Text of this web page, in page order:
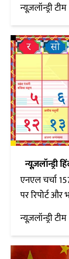
न्यूज़लॉन्ड्री टीम
न्यूज़लॉन्ड्री
एनएल चर्चा
पर रिपोर्ट
न्यूज़लॉन्ड्री टीम